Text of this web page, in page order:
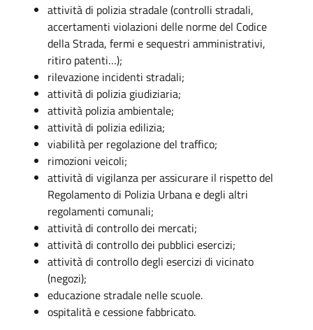
attività di polizia stradale (controlli stradali,
accertamenti violazioni delle norme del Codice
della Strada, fermi e sequestri amministrativi,
ritiro patenti…);
rilevazione incidenti stradali;
attività di polizia giudiziaria;
attività polizia ambientale;
attività di polizia edilizia;
viabilità per regolazione del traffico;
rimozioni veicoli;
attività di vigilanza per assicurare il rispetto del
Regolamento di Polizia Urbana e degli altri
regolamenti comunali;
attività di controllo dei mercati;
attività di controllo dei pubblici esercizi;
attività di controllo degli esercizi di vicinato
(negozi);
educazione stradale nelle scuole.
ospitalità e cessione fabbricato.